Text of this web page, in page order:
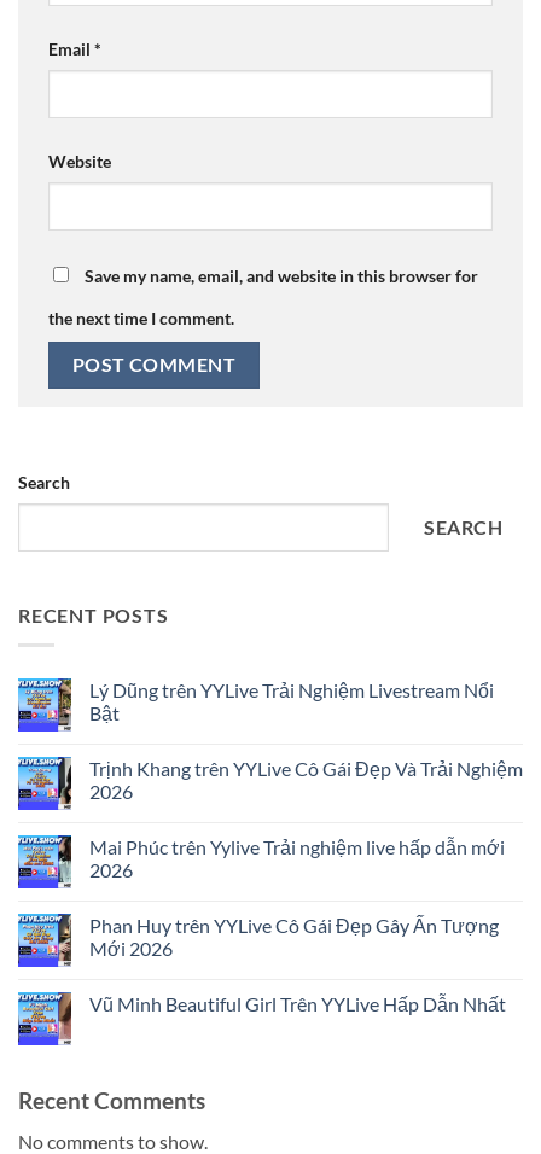
Email *
Website
Save my name, email, and website in this browser for
the next time I comment.
Search
SEARCH
RECENT POSTS
Lý Dũng trên YYLive Trải Nghiệm Livestream Nổi
Bật
on
Lý
Dũng
Trải
Nghiệm
Livestream
Trịnh Khang trên YYLive Cô Gái Đẹp Và Trải Nghiệm
2026
on
Trịnh
Khang
Cô
Gái
Đẹp
Nghiệm
Mai Phúc trên Yylive Trải nghiệm live hấp dẫn mới
2026
on
Mai
Phúc
Trải
2026
Phan Huy trên YYLive Cô Gái Đẹp Gây Ấn Tượng
Mới 2026
on
Gái
Đẹp
Ấn
Vũ Minh Beautiful Girl Trên YYLive Hấp Dẫn Nhất
Minh
Beautiful
Trên
Recent Comments
No comments to show.